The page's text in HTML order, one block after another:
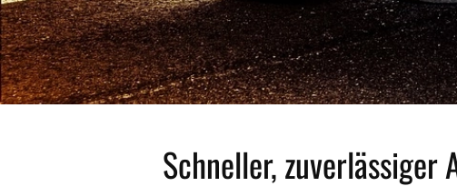
Schneller, zuverlässiger